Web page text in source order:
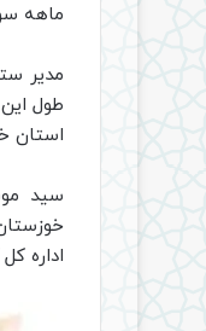
ماهه سوم 1401 ستاد اقامه نماز
طول
استان
سید
اداره